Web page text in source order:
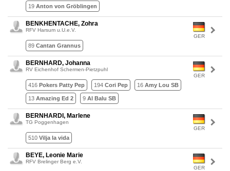
19 Anton von Gröblingen
GER
BENKHENTACHE, Zohra
RFV Harsum u.U.e.V.
89 Cantan Grannus
GER
BERNHARD, Johanna
RV Eichenhof Schermen-Pietzpuhl
416 Pokers Patty Pep 194 Cori Pep 16 Amy Lou SB
13 Amazing Ed 2 9 Al Balu SB
GER
BERNHARDI, Marlene
TG Poggenhagen
510 Vilja la vida
GER
BEYE, Leonie Marie
RFV Brelinger Berg e.V.